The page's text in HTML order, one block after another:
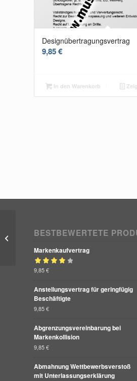
Designübertragungsvertrag
9,85€
In den Warenkorb
BESTBEWERTETE
Markenkaufvertrag
Bewertet mit
9,85€
Anstellungsvertrag für geringfügig
Beschäftigte
9,85€
Abgrenzungsvereinbarung bei
Markenkollision
9,85€
Abmahnung Wettbewerbsverstoß
mit Unterlassungserklärung
eine unterschwellige
Vergabe